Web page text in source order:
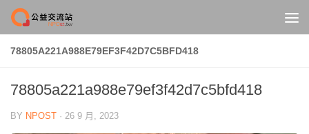
Skip to content
78805A221A988E79EF3F42D7C5BFD418
78805a221a988e79ef3f42d7c5bfd418
BY NPOST · 26 9 月, 2023